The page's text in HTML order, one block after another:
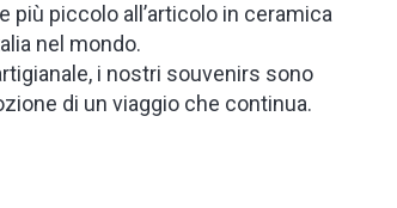
più piccolo all’articolo in ceramica
nel mondo.
i nostri souvenirs sono
di un viaggio che continua.